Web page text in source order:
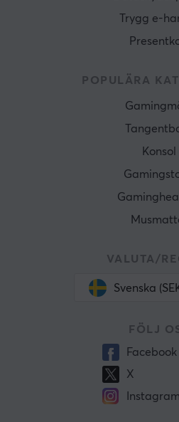
Trygg e-
POPULÄRA
Konsol
VALUTA/
Svenska
FÖLJ
Facebook
X
Instagram